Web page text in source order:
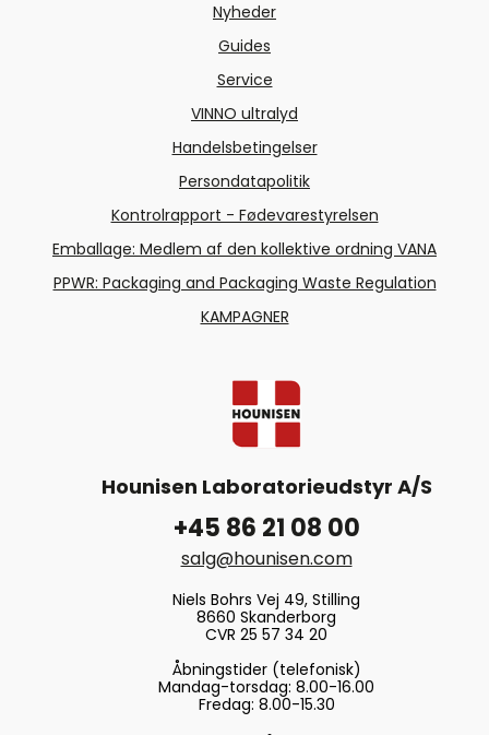
Nyheder
Guides
Service
VINNO ultralyd
Handelsbetingelser
Persondatapolitik
Kontrolrapport - Fødevarestyrelsen
Emballage: Medlem af den kollektive ordning VANA
PPWR: Packaging and Packaging Waste Regulation
KAMPAGNER
Hounisen Laboratorieudstyr A/S
+45 86 21 08 00
salg@hounisen.com
Niels Bohrs Vej 49, Stilling
8660 Skanderborg
CVR 25 57 34 20
Åbningstider (telefonisk)
Mandag-torsdag: 8.00-16.00
Fredag: 8.00-15.30